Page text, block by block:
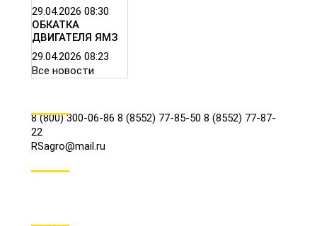
29.04.2026 08:30
ОБКАТКА
ДВИГАТЕЛЯ ЯМЗ
29.04.2026 08:23
Все новости
8 (800) 300-06-86 8 (8552) 77-85-50 8 (8552) 77-87-
22
RSagro@mail.ru